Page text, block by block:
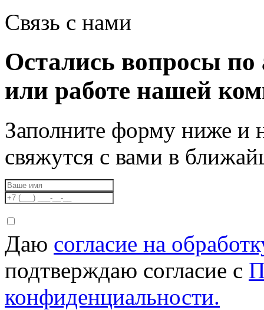
Связь с нами
Остались вопросы по
или работе нашей
Заполните форму ниже и
свяжутся с вами в
Даю согласие на
подтверждаю согласие с
конфиденциальности.